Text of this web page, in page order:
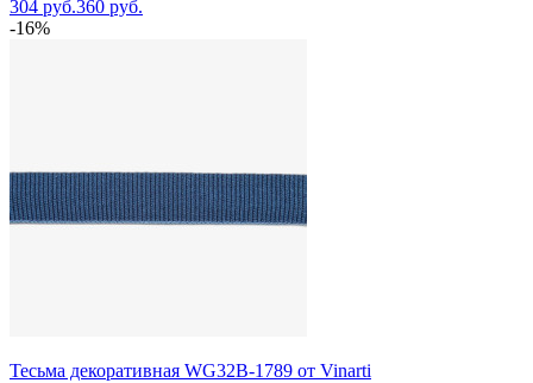
304 руб.360 руб.
-16%
Тесьма декоративная WG32B-1789 от Vinarti